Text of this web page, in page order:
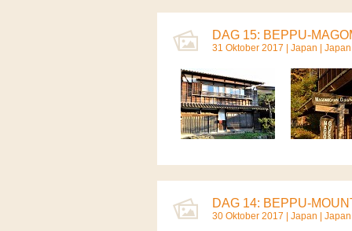
DAG 15: BEPPU-
31 Oktober 2017 | Japan Japan
DAG 14: BEPPU-
30 Oktober 2017 | Japan Japan